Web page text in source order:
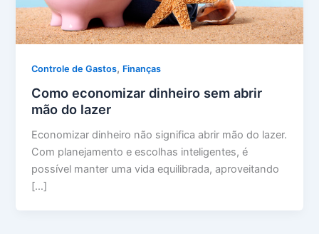
Controle de Gastos, Finanças
Como economizar dinheiro sem abrir
mão do lazer
Economizar dinheiro não significa abrir mão do lazer.
Com planejamento e escolhas inteligentes, é
possível manter uma vida equilibrada, aproveitando
[…]